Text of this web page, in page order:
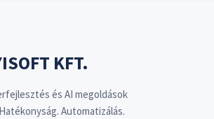
KFT.
és AI megoldások
Automatizálás.